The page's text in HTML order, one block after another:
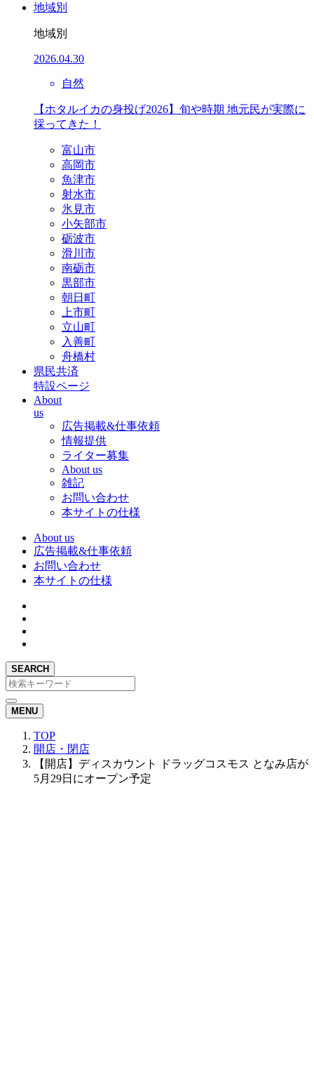
地域別
地域別
2026.04.30
自然
【ホタルイカの身投げ2026】旬や時期 地元民が実際に
採ってきた！
富山市
高岡市
魚津市
射水市
氷見市
小矢部市
砺波市
滑川市
南砺市
黒部市
朝日町
上市町
立山町
入善町
舟橋村
県民共済
特設ページ
About
us
広告掲載&仕事依頼
情報提供
ライター募集
About us
雑記
お問い合わせ
本サイトの仕様
About us
広告掲載&仕事依頼
お問い合わせ
本サイトの仕様
SEARCH
MENU
TOP
開店・閉店
【開店】ディスカウント ドラッグコスモス となみ店が
5月29日にオープン予定